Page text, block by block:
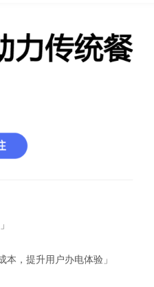
，提升用户办电体验」